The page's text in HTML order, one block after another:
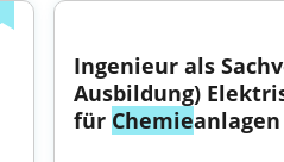
Ingenieur als
Ausbildung)
für Chemie